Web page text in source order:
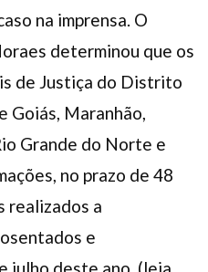
na imprensa. O
determinou que os
de Justiça do Distrito
Goiás, Maranhão,
Grande do Norte e
no prazo de 48
realizados a
e
julho deste ano. (leia